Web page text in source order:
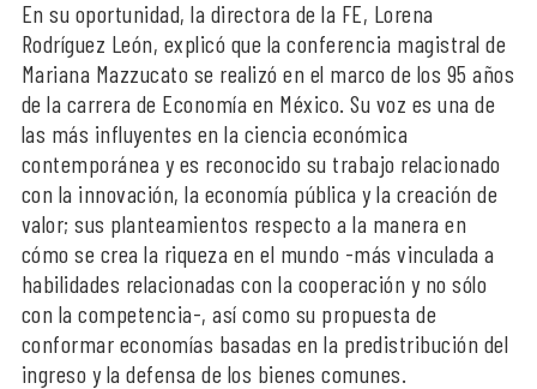
En su oportunidad, la directora de la FE, Lorena
Rodríguez León, explicó que la conferencia magistral de
Mariana Mazzucato se realizó en el marco de los 95 años
de la carrera de Economía en México. Su voz es una de
las más influyentes en la ciencia económica
contemporánea y es reconocido su trabajo relacionado
con la innovación, la economía pública y la creación de
valor; sus planteamientos respecto a la manera en
cómo se crea la riqueza en el mundo -más vinculada a
habilidades relacionadas con la cooperación y no sólo
con la competencia-, así como su propuesta de
conformar economías basadas en la predistribución del
ingreso y la defensa de los bienes comunes.